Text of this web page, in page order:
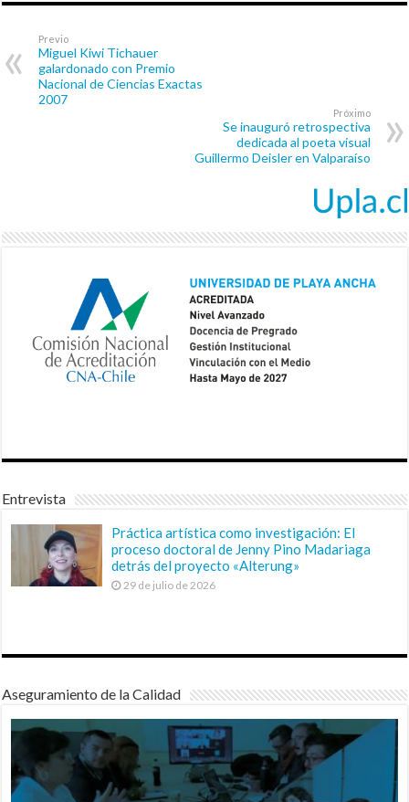
Previo
Miguel Kiwi Tichauer
galardonado con Premio
Nacional de Ciencias Exactas
2007
Próximo
Se inauguró retrospectiva
dedicada al poeta visual
Guillermo Deisler en Valparaíso
Entrevista
Práctica artística como investigación: El
proceso doctoral de Jenny Pino Madariaga
detrás del proyecto «Alterung»
29 de julio de 2026
Aseguramiento de la Calidad